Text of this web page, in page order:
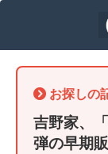
お探しの
吉野家、
弾の早期